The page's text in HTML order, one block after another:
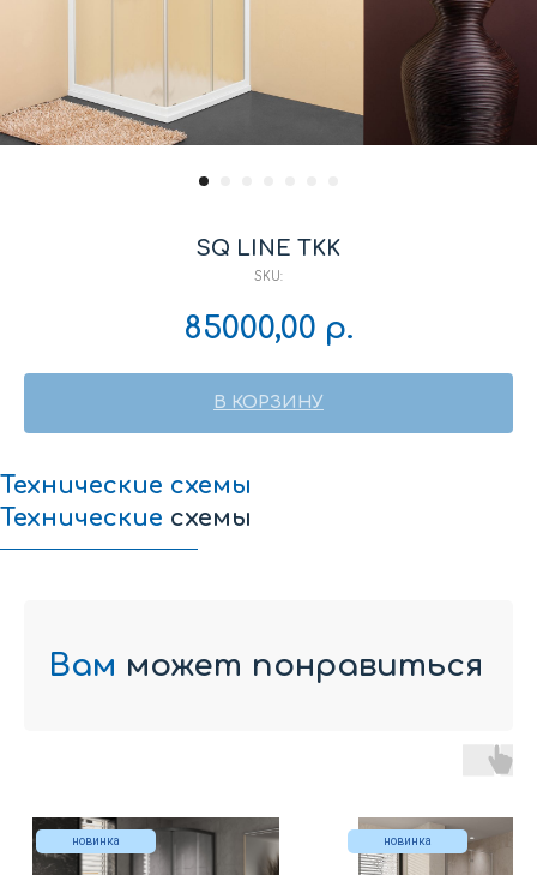
SQ LINE TKK
SKU:
85000,00 р.
В КОРЗИНУ
Технические схемы
Технические схемы
Вам может понравиться
новинка новинка